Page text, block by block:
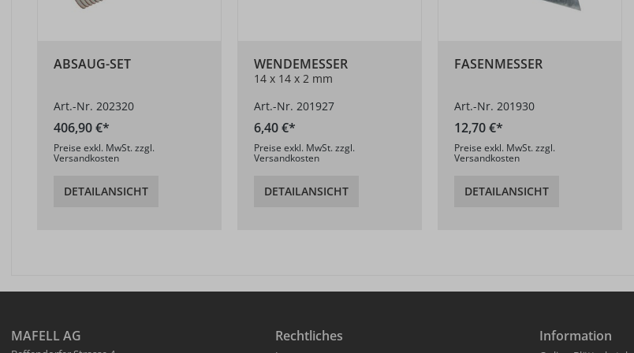
ABSAUG-SET
Art.-Nr. 202320
406,90 €*
Preise exkl. MwSt. zzgl.
Versandkosten
DETAILANSICHT
WENDEMESSER
14 x 14 x 2 mm
Art.-Nr. 201927
6,40 €*
Preise exkl. MwSt. zzgl.
Versandkosten
DETAILANSICHT
FASENMESSER
Art.-Nr. 201930
12,70 €*
Preise exkl. MwSt. zzgl.
Versandkosten
DETAILANSICHT
MAFELL AG Rechtliches Information